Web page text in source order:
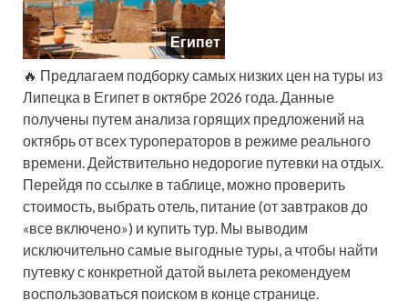
Египет
🔥 Предлагаем подборку самых низких цен на туры из
Липецка в Египет в октябре 2026 года. Данные
получены путем анализа горящих предложений на
октябрь от всех туроператоров в режиме реального
времени. Действительно недорогие путевки на отдых.
Перейдя по ссылке в таблице, можно проверить
стоимость, выбрать отель, питание (от завтраков до
«все включено») и купить тур. Мы выводим
исключительно самые выгодные туры, а чтобы найти
путевку с конкретной датой вылета рекомендуем
воспользоваться поиском в конце странице.